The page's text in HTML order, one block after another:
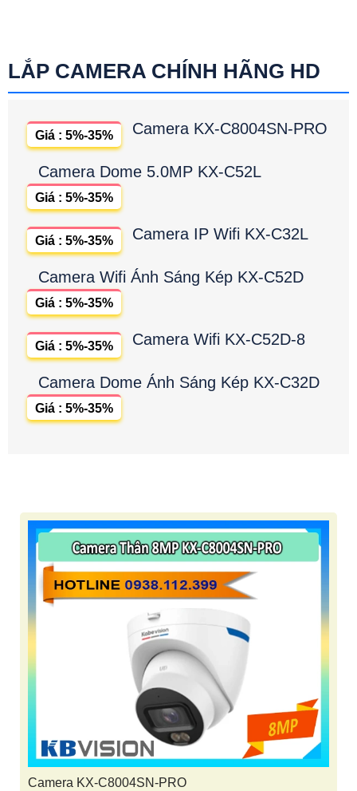
LẮP CAMERA CHÍNH HÃNG HD
Camera KX-C8004SN-PRO
Giá : 5%-35%
Camera Dome 5.0MP KX-C52L
Giá : 5%-35%
Camera IP Wifi KX-C32L
Giá : 5%-35%
Camera Wifi Ánh Sáng Kép KX-C52D
Giá : 5%-35%
Camera Wifi KX-C52D-8
Giá : 5%-35%
Camera Dome Ánh Sáng Kép KX-C32D
Giá : 5%-35%
Camera KX-C8004SN-PRO